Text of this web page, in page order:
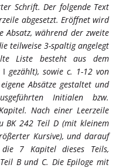
Schrift. Der folgende Text
abgesetzt. Eröffnet wird
während der zweite
teilweise 3-spaltig angelegt
Liste besteht aus dem
I gezählt), sowie c. 1-12 von
Absätze gestaltet und
Initialen bzw.
Nach einer Leerzeile
BK 242 Teil D (mit kleinem
Kursive), und darauf
die 7 Kapitel dieses Teils,
B und C. Die Epiloge mit